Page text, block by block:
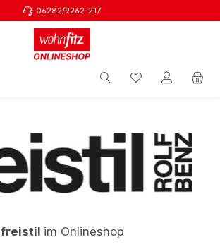
06282/9262-217
freistil im Onlineshop